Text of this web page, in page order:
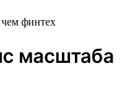
масштаба